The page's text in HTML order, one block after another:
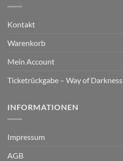
Kontakt
Warenkorb
Mein Account
Ticketrückgabe – Way of Darkness
INFORMATIONEN
Impressum
AGB